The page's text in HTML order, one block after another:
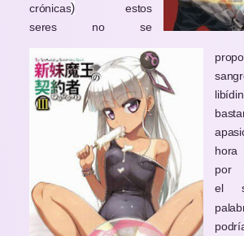
crónicas) estos
seres no se
por
el